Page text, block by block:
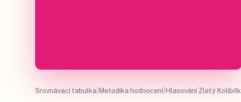
Srovnávací tabulka Metodika hodnocení Hlasování Zlatý Kolibřík